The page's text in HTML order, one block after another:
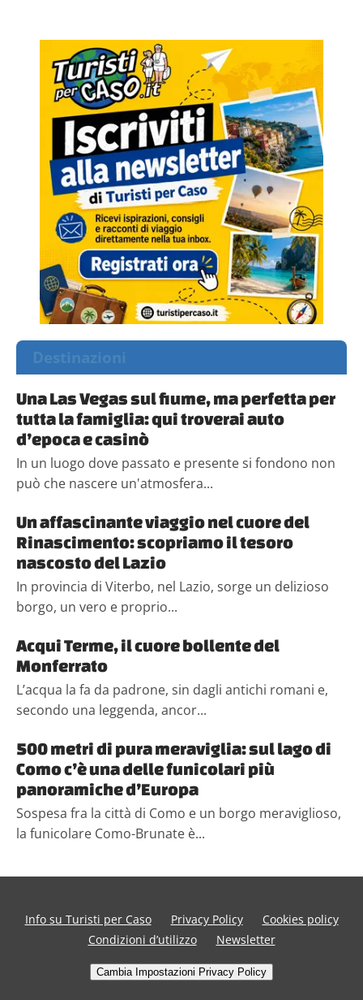
Destinazioni
Una Las Vegas sul fiume, ma perfetta per
tutta la famiglia: qui troverai auto
d’epoca e casinò
In un luogo dove passato e presente si fondono non
può che nascere un'atmosfera...
Un affascinante viaggio nel cuore del
Rinascimento: scopriamo il tesoro
nascosto del Lazio
In provincia di Viterbo, nel Lazio, sorge un delizioso
borgo, un vero e proprio...
Acqui Terme, il cuore bollente del
Monferrato
L’acqua la fa da padrone, sin dagli antichi romani e,
secondo una leggenda, ancor...
500 metri di pura meraviglia: sul lago di
Como c’è una delle funicolari più
panoramiche d’Europa
Sospesa fra la città di Como e un borgo meraviglioso,
la funicolare Como-Brunate è...
Info su Turisti per Caso Privacy Policy
Cookies policy
Condizioni d’utilizzo
Newsletter
Cambia Impostazioni Privacy Policy